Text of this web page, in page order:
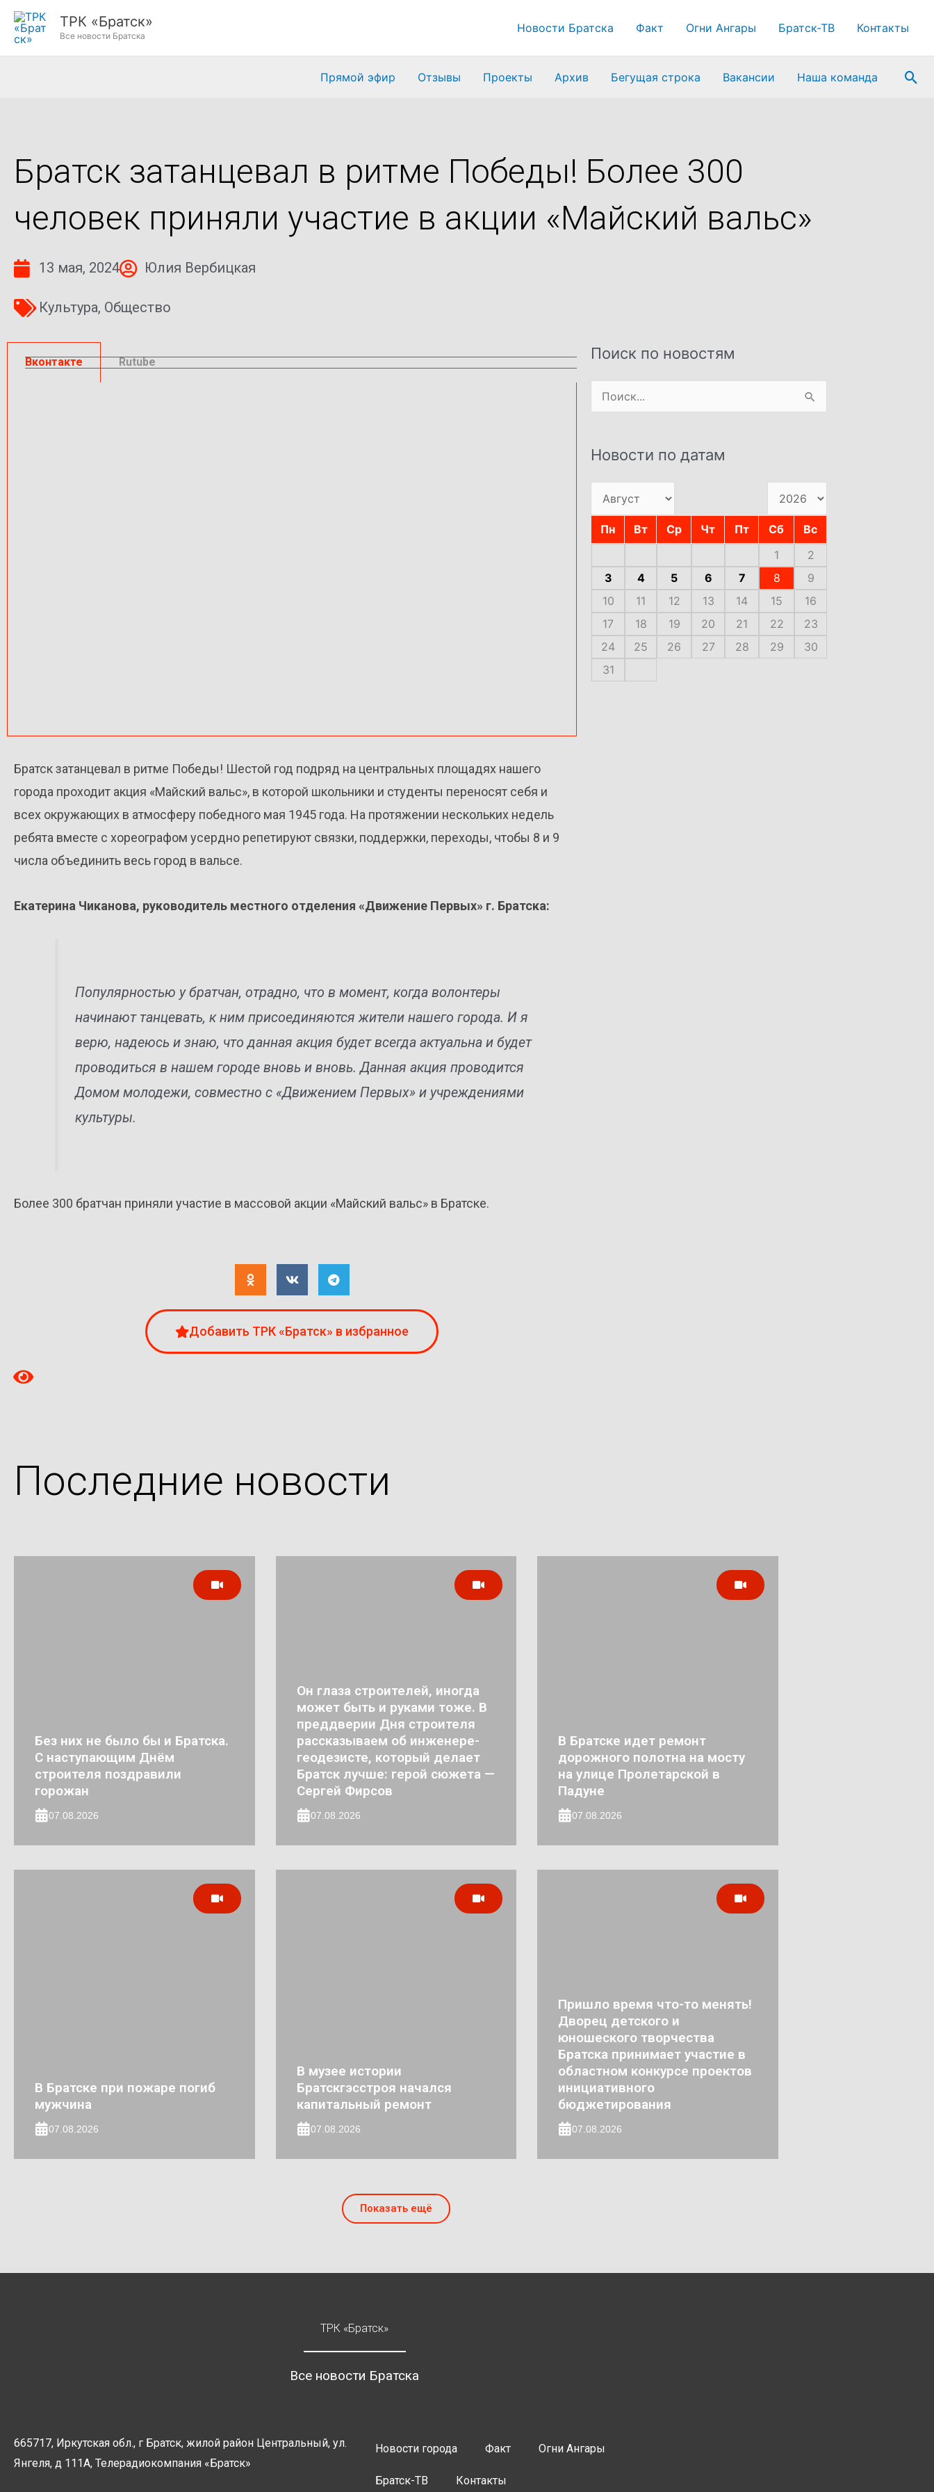
Перейти
ТРК «Братск»
Все новости Братска
Новости Братска Факт Огни Ангары Братск-ТВ Контакты
Прямой эфир Отзывы Проекты Архив Бегущая строка Вакансии Наша команда
Братск затанцевал в ритме Победы! Более 300
человек приняли участие в акции «Майский вальс»
13 мая, 2024 Юлия Вербицкая
Культура, Общество
Вконтакте Rutube
Братск затанцевал в ритме Победы! Шестой год подряд на центральных площадях нашего
города проходит акция «Майский вальс», в которой школьники и студенты переносят себя и
всех окружающих в атмосферу победного мая 1945 года. На протяжении нескольких недель
ребята вместе с хореографом усердно репетируют связки, поддержки, переходы, чтобы 8 и 9
числа объединить весь город в вальсе.
Екатерина Чиканова, руководитель местного отделения «Движение Первых» г. Братска:
Популярностью у братчан, отрадно, что в момент, когда волонтеры
начинают танцевать, к ним присоединяются жители нашего города. И я
верю, надеюсь и знаю, что данная акция будет всегда актуальна и будет
проводиться в нашем городе вновь и вновь. Данная акция проводится
Домом молодежи, совместно с «Движением Первых» и учреждениями
культуры.
Более 300 братчан приняли участие в массовой акции «Майский вальс» в Братске.
Добавить ТРК «Братск» в избранное
Поиск по новостям
Поиск:
Новости по датам
Пн Вт Ср Чт Пт Сб
Вс
1
2
3
4 5 6 7 8
9
10
11 12 13 14 15
16
17
18 19 20 21 22
23
24
25 26 27 28 29
30
31
Последние новости
Без них не было бы и Братска.
С наступающим Днём
строителя поздравили
горожан
07.08.2026
Он глаза строителей, иногда
может быть и руками тоже. В
преддверии Дня строителя
рассказываем об инженере-
геодезисте, который делает
Братск лучше: герой сюжета —
Сергей Фирсов
07.08.2026
В Братске идет ремонт
дорожного полотна на мосту
на улице Пролетарской в
Падуне
07.08.2026
В Братске при пожаре погиб
мужчина
07.08.2026
В музее истории
Братскгэсстроя начался
капитальный ремонт
07.08.2026
Пришло время что-то менять!
Дворец детского и
юношеского творчества
Братска принимает участие в
областном конкурсе проектов
инициативного
бюджетирования
07.08.2026
Показать ещё
ТРК «Братск»
Все новости Братска
665717, Иркутская обл., г Братск, жилой район Центральный, ул.
Янгеля, д 111А, Телерадиокомпания «Братск»
Новости города Факт Огни Ангары
Братск-ТВ Контакты